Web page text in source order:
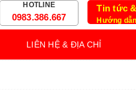
HOTLINE
0983.386.667
Tin tức
Hướng
LIÊN HỆ & ĐỊA CHỈ